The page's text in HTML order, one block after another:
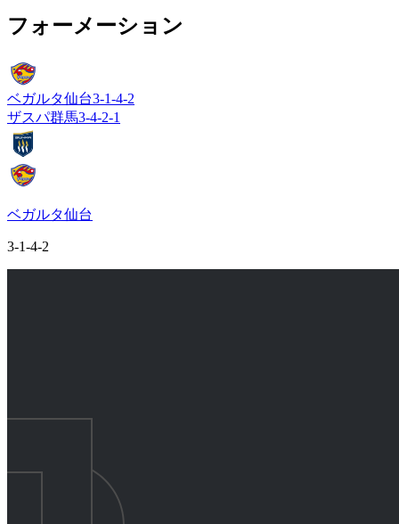
フォーメーション
ベガルタ仙台3-1-4-2
ザスパ群馬3-4-2-1
ベガルタ仙台
3-1-4-2